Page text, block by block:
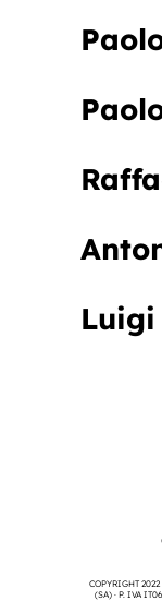
Luigi
COPYRIGHT
(SA) · P. IVA